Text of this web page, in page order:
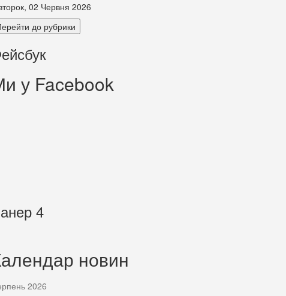
02 Червня 2026
до рубрики
у Facebook
4
новин
2026